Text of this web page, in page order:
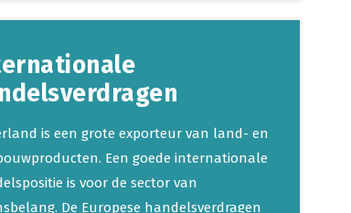
is een grote exporteur van land- en
Een goede internationale
is voor de sector van
De Europese handelsverdragen